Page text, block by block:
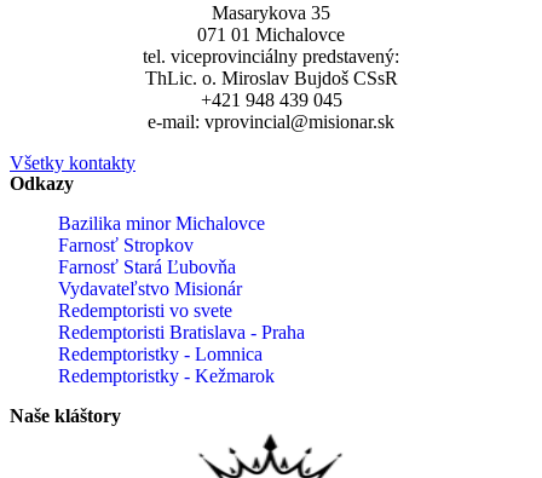
Masarykova 35
071 01 Michalovce
tel. viceprovinciálny predstavený:
ThLic. o. Miroslav Bujdoš CSsR
+421 948 439 045
e-mail: vprovincial@misionar.sk
Všetky kontakty
Odkazy
Bazilika minor Michalovce
Farnosť Stropkov
Farnosť Stará Ľubovňa
Vydavateľstvo Misionár
Redemptoristi vo svete
Redemptoristi Bratislava - Praha
Redemptoristky - Lomnica
Redemptoristky - Kežmarok
Naše kláštory